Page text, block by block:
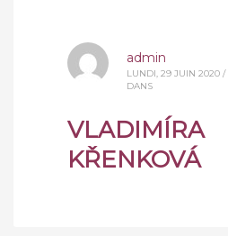
admin
LUNDI, 29 JUIN 2020 /
DANS
VLADIMÍRA
KŘENKOVÁ